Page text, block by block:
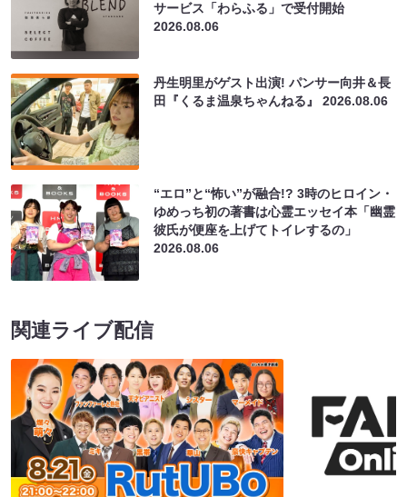
サービス「わらふる」で受付開始
2026.08.06
丹生明里がゲスト出演! パンサー向井＆長
田『くるま温泉ちゃんねる』2026.08.06
“エロ”と“怖い”が融合!? 3時のヒロイン・
ゆめっち初の著書は心霊エッセイ本「幽霊
彼氏が便座を上げてトイレするの」
2026.08.06
関連ライブ配信